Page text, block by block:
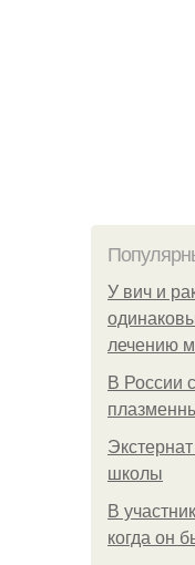
У вич и
лечению
В России
школы
В
когда он